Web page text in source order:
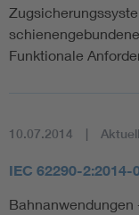
Funktionale
10.07.2014 Aktuell
IEC 62290-2:2014-